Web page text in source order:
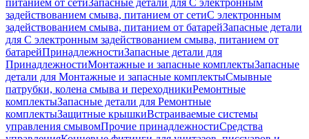
питанием от сетиЗапасные детали для С электронным
задействованием смыва, питанием от сетиС электронным
задействованием смыва, питанием от батарейЗапасные детали
для С электронным задействованием смыва, питанием от
батарейПринадлежностиЗапасные детали для
ПринадлежностиМонтажные и запасные комплектыЗапасные
детали для Монтажные и запасные комплектыСмывные
патрубки, колена смыва и переходникиРемонтные
комплектыЗапасные детали для Ремонтные
комплектыЗащитные крышкиВстраиваемые системы
управления смывомПрочие принадлежностиСредства